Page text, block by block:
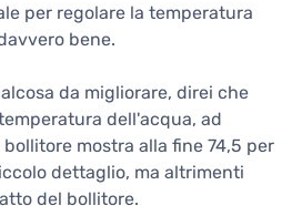
per regolare la temperatura
bene.
da migliorare, direi che
dell'acqua, ad
mostra alla fine 74,5 per
dettaglio, ma altrimenti
del bollitore.